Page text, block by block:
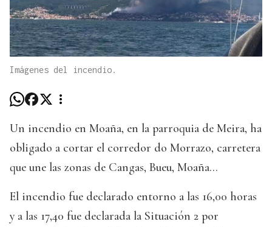
Imágenes del incendio.
Un incendio en Moaña, en la parroquia de Meira, ha
obligado a cortar el corredor do Morrazo, carretera
que une las zonas de Cangas, Bueu, Moaña...
El incendio fue declarado entorno a las 16,00 horas
y a las 17,40 fue declarada la Situación 2 por